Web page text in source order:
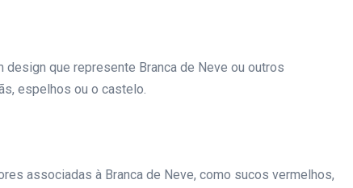
que represente Branca de Neve ou outros
espelhos ou o castelo.
associadas à Branca de Neve, como sucos vermelhos,
07 de junho de 2024